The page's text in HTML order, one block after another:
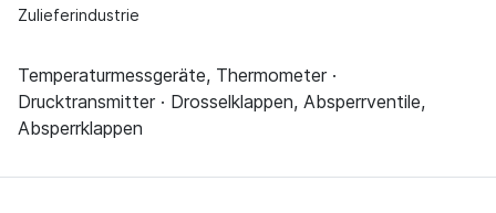
Zulieferindustrie
Temperaturmessgeräte, Thermometer ·
Drucktransmitter · Drosselklappen, Absperrventile,
Absperrklappen